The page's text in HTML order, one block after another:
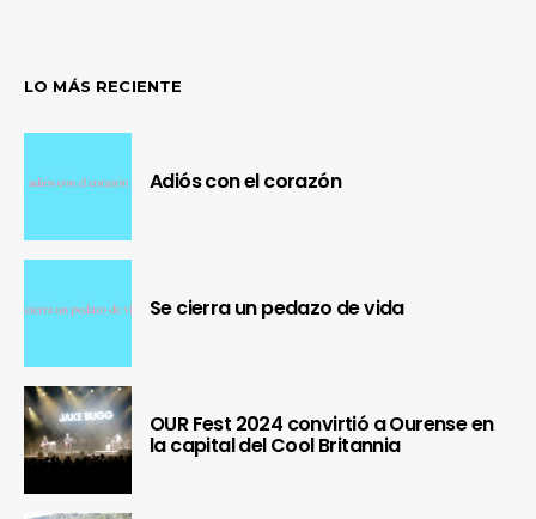
LO MÁS RECIENTE
Adiós con el corazón
Se cierra un pedazo de vida
OUR Fest 2024 convirtió a Ourense en
la capital del Cool Britannia